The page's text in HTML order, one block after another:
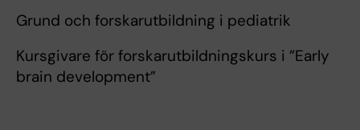
Grund och forskarutbildning i pediatrik
Kursgivare för forskarutbildningskurs i ”Early
brain development”